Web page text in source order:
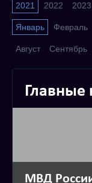
2021 2022 2023
Январь Февраль
Август Сентябрь
Главные
МВД